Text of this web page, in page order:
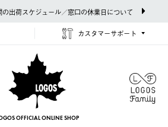
出荷スケジュール／窓口の休業日について
カスタマーサポート
OFFICIAL ONLINE SHOP